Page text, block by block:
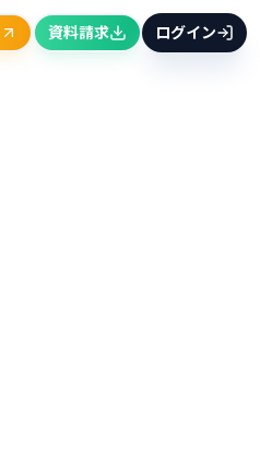
資料請求 ログイン